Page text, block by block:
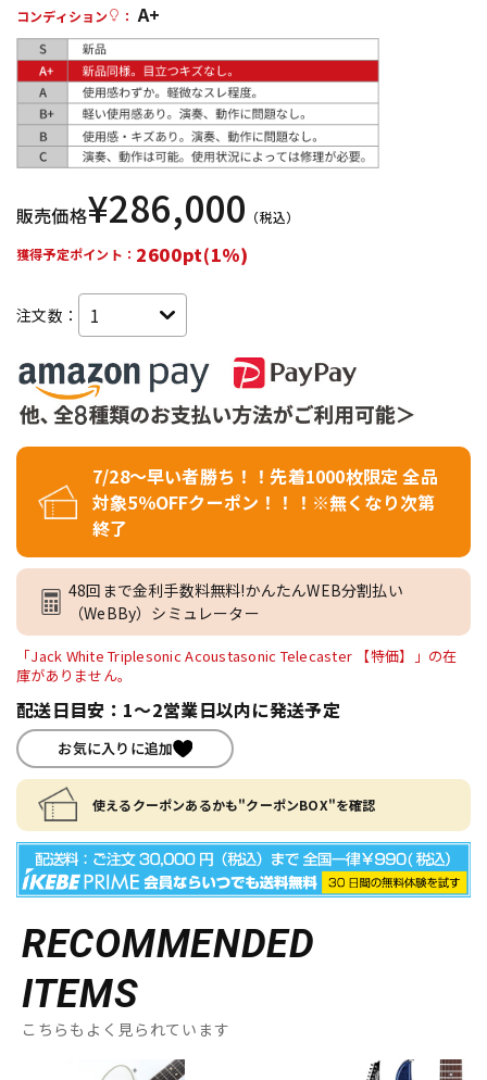
中古 ヴィンテージ
コンディション
： A+
販売価格¥286,000 （税込）
獲得予定ポイント： 2600pt(1%)
注文数：
7/28～早い者勝ち！！先着1000枚限定 全品
対象5％OFFクーポン！！！※無くなり次第
終了
48回まで金利手数料無料!かんたんWEB分割払い
（WeBBy）シミュレーター
「Jack White Triplesonic Acoustasonic Telecaster 【特価】」の在
庫がありません。
配送日目安：1～2営業日以内に発送予定
お気に入りに追加
使えるクーポンあるかも"クーポンBOX"を確認
RECOMMENDED
ITEMS
こちらもよく見られています